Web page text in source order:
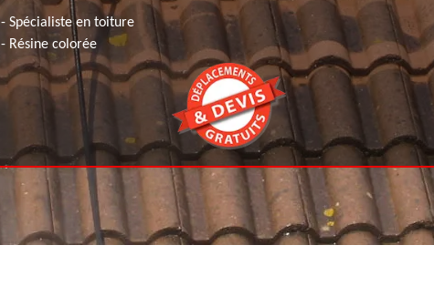
- Spécialiste en toiture
- Résine colorée